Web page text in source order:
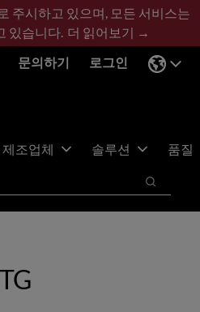
주시하고 있으며, 모든 서비스는
있습니다. 더 읽어보기 →
문의하기 로그인
제조업체 솔루션
품질
검색